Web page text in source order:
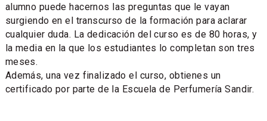
alumno puede hacernos las preguntas que le vayan
surgiendo en el transcurso de la formación para aclarar
cualquier duda. La dedicación del curso es de 80 horas, y
la media en la que los estudiantes lo completan son tres
meses.
Además, una vez finalizado el curso, obtienes un
certificado por parte de la Escuela de Perfumería Sandir.